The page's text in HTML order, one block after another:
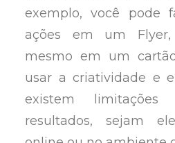
exemplo, você pode
ações em um
mesmo em um
usar a criatividade e
existem limitações
resultados, sejam